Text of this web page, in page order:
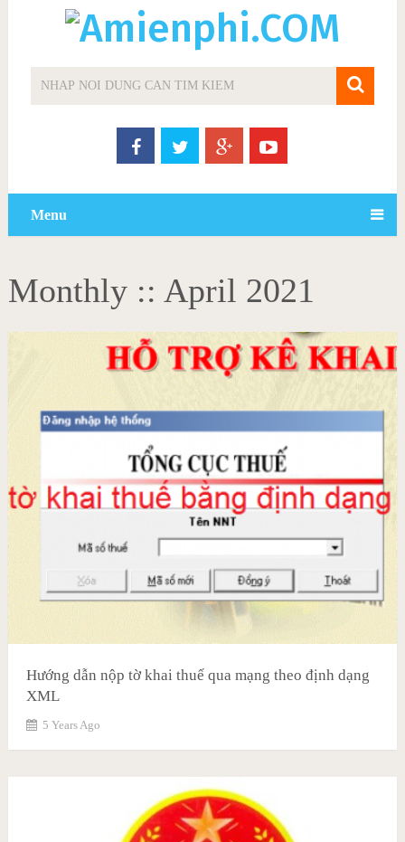
Menu
Monthly :: April 2021
Hướng dẫn nộp tờ khai thuế qua mạng theo định dạng
XML
5 Years Ago